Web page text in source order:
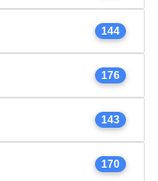
144
176
143
170